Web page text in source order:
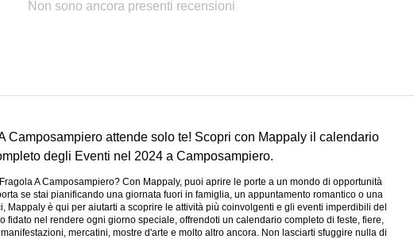
Non sono ancora presenti recensioni
Camposampiero attende solo te! Scopri con Mappaly il calendario
degli Eventi nel 2024 a Camposampiero.
A Camposampiero? Con Mappaly, puoi aprire le porte a un mondo di opportunità
se stai pianificando una giornata fuori in famiglia, un appuntamento romantico o una
Mappaly è qui per aiutarti a scoprire le attività più coinvolgenti e gli eventi imperdibili del
fidato nel rendere ogni giorno speciale, offrendoti un calendario completo di feste, fiere,
mercatini, mostre d'arte e molto altro ancora. Non lasciarti sfuggire nulla di